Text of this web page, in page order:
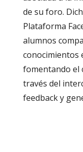
de su foro.
Plataforma
alumnos
conocimientos
fomentando el
través del
feedback y